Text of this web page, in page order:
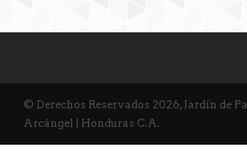
© Derechos Reservados 2026, Jardín de
Arcángel | Honduras C.A.